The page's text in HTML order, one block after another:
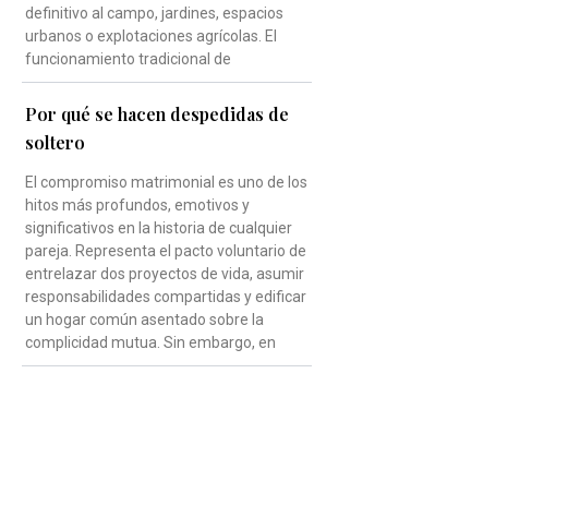
definitivo al campo, jardines, espacios
urbanos o explotaciones agrícolas. El
funcionamiento tradicional de
Por qué se hacen despedidas de
soltero
El compromiso matrimonial es uno de los
hitos más profundos, emotivos y
significativos en la historia de cualquier
pareja. Representa el pacto voluntario de
entrelazar dos proyectos de vida, asumir
responsabilidades compartidas y edificar
un hogar común asentado sobre la
complicidad mutua. Sin embargo, en